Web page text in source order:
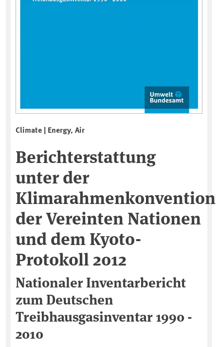
Climate | Energy, Air
Berichterstattung
unter der
Klimarahmenkonvention
der Vereinten Nationen
und dem Kyoto-
Protokoll 2012
Nationaler Inventarbericht
zum Deutschen
Treibhausgasinventar 1990 -
2010